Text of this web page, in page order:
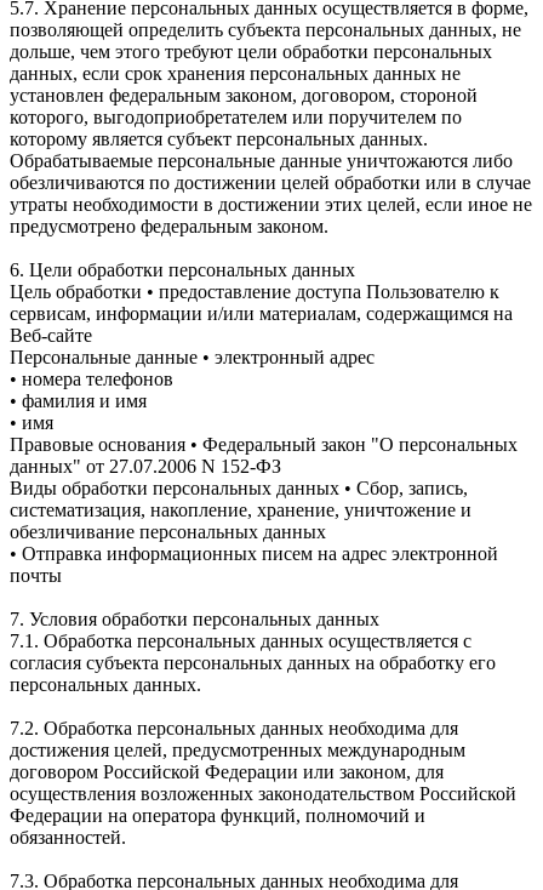
5.7. Хранение персональных данных осуществляется в форме,
позволяющей определить субъекта персональных данных, не
дольше, чем этого требуют цели обработки персональных
данных, если срок хранения персональных данных не
установлен федеральным законом, договором, стороной
которого, выгодоприобретателем или поручителем по
которому является субъект персональных данных.
Обрабатываемые персональные данные уничтожаются либо
обезличиваются по достижении целей обработки или в случае
утраты необходимости в достижении этих целей, если иное не
предусмотрено федеральным законом.
6. Цели обработки персональных данных
Цель обработки • предоставление доступа Пользователю к
сервисам, информации и/или материалам, содержащимся на
Веб-сайте
Персональные данные • электронный адрес
• номера телефонов
• фамилия и имя
• имя
Правовые основания • Федеральный закон "О персональных
данных" от 27.07.2006 N 152-ФЗ
Виды обработки персональных данных • Сбор, запись,
систематизация, накопление, хранение, уничтожение и
обезличивание персональных данных
• Отправка информационных писем на адрес электронной
почты
7. Условия обработки персональных данных
7.1. Обработка персональных данных осуществляется с
согласия субъекта персональных данных на обработку его
персональных данных.
7.2. Обработка персональных данных необходима для
достижения целей, предусмотренных международным
договором Российской Федерации или законом, для
осуществления возложенных законодательством Российской
Федерации на оператора функций, полномочий и
обязанностей.
7.3. Обработка персональных данных необходима для